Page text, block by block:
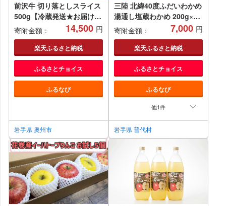
前沢牛 切り落としスライス
500g【冷蔵発送★お届け日
指定をお忘れなく!】切落し
肉 ブランド牛 国産牛 牛肉
ビーフ 肉 国産 冷蔵 おかず
グルメ 一人暮らし 牛丼に
肉じゃがに 料理 アウトドア
BBQ 離島配送不可 [U0040]
寄附金額： 14,500 円
楽天ふるさと納税
ふるさとチョイス
ふるなび
岩手県 奥州市
三陸 北緯40度ふだいわかめ
湯通し塩蔵わかめ 200g×3
袋 チョイス特集掲載 『専門
家が選んだ 春の魚貝』 国産
ワカメ 若芽 わかめ 塩蔵
寄附金額： 7,000 円
楽天ふるさと納税
ふるさとチョイス
ふるなび
他1件
岩手県 普代村